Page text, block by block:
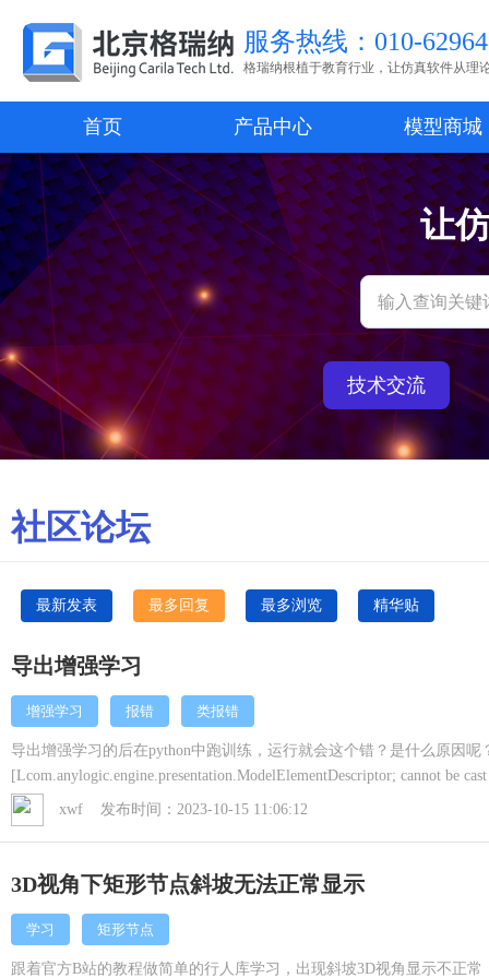
服务热线：010-
格瑞纳根植于教育行业，让仿真软件从理
首页 产品中心 模型商城
让
技术交流
社区论坛
最新发表 最多回复 最多浏览 精华贴
导出增强学习
增强学习 报错 类报错
导出增强学习的后在python中跑训练，运行就会这个错？是什么原因呢
[Lcom.anylogic.engine.presentation.ModelElementDescriptor; cannot be
([Lcom.anylogic.engine.presentation.ModelElementDescriptor; and
of loader 'app'
xwf 发布时间：2023-10-15 11:06:12
3D视角下矩形节点斜坡无法正常显示
学习 矩形节点
跟着官方B站的教程做简单的行人库学习，出现斜坡3D视角显示不正常